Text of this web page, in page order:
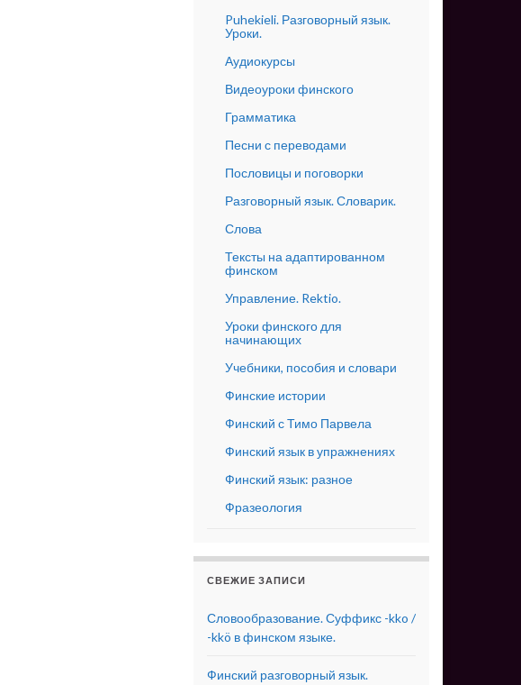
Puhekieli. Разговорный язык.
Уроки.
Аудиокурсы
Видеоуроки финского
Грамматика
Песни с переводами
Пословицы и поговорки
Разговорный язык. Словарик.
Слова
Тексты на адаптированном
финском
Управление. Rektio.
Уроки финского для
начинающих
Учебники, пособия и словари
Финские истории
Финский с Тимо Парвела
Финский язык в упражнениях
Финский язык: разное
Фразеология
СВЕЖИЕ ЗАПИСИ
Словообразование. Суффикс -kko /
-kkö в финском языке.
Финский разговорный язык.